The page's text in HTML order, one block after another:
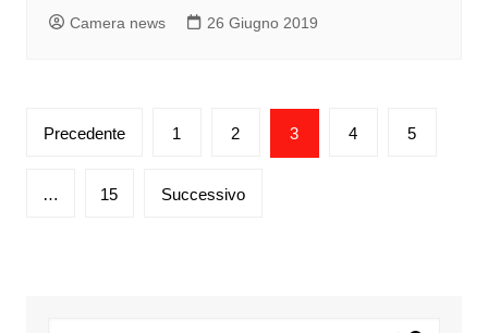
Camera news 26 Giugno 2019
Paginazione
articoli
Precedente 1 2 3 4 5
… 15 Successivo